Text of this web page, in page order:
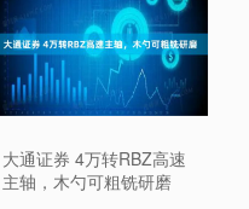
大通证券 4万转RBZ高速
主轴，木勺可粗铣研磨